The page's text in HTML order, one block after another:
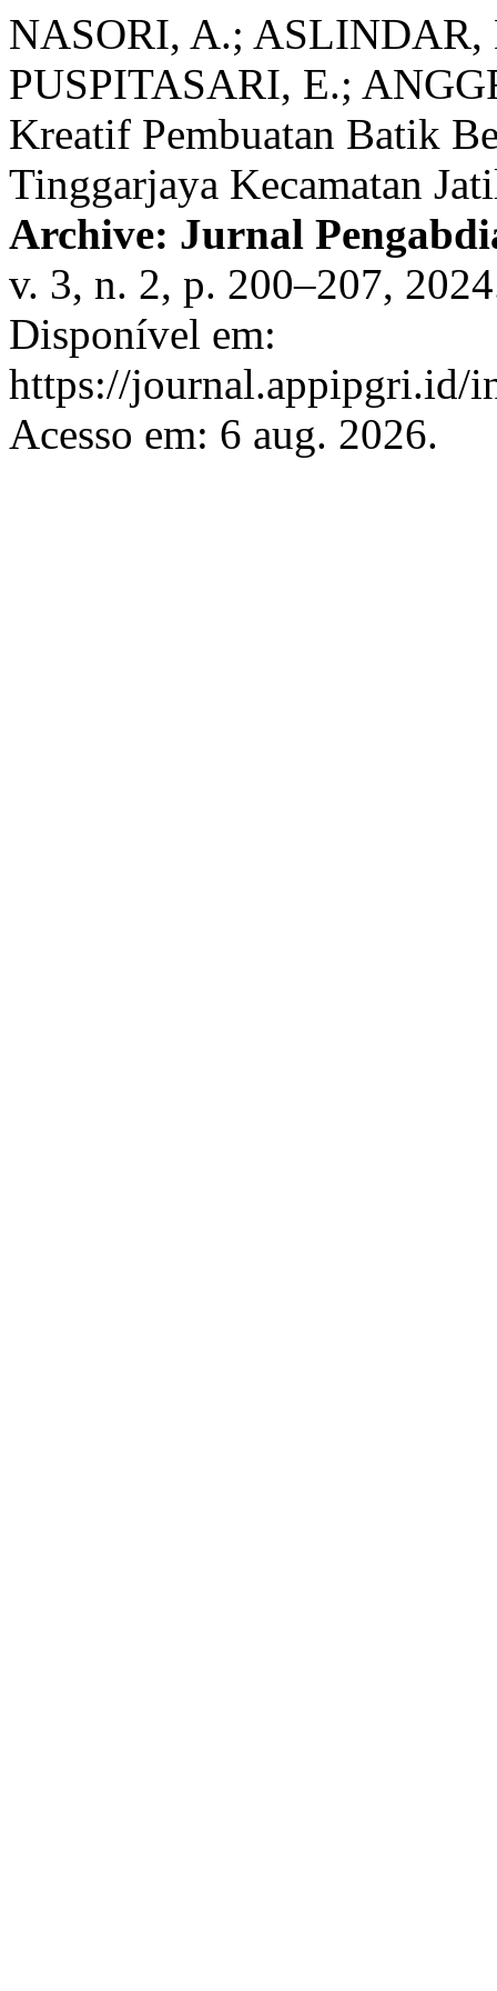
NASORI, A.;
PUSPITASARI, E.;
Kreatif Pembuatan Batik
Tinggarjaya Kecamatan
Archive: Jurnal
v. 3, n. 2, p. 200–207,
Disponível em:
https://journal.appipgri.id/
Acesso em: 6 aug. 2026.